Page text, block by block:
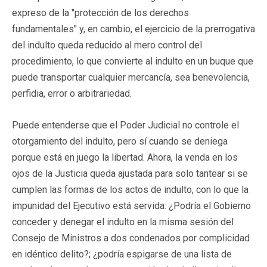
expreso de la "protección de los derechos
fundamentales" y, en cambio, el ejercicio de la prerrogativa
del indulto queda reducido al mero control del
procedimiento, lo que convierte al indulto en un buque que
puede transportar cualquier mercancía, sea benevolencia,
perfidia, error o arbitrariedad.
Puede entenderse que el Poder Judicial no controle el
otorgamiento del indulto, pero sí cuando se deniega
porque está en juego la libertad. Ahora, la venda en los
ojos de la Justicia queda ajustada para solo tantear si se
cumplen las formas de los actos de indulto, con lo que la
impunidad del Ejecutivo está servida: ¿Podría el Gobierno
conceder y denegar el indulto en la misma sesión del
Consejo de Ministros a dos condenados por complicidad
en idéntico delito?; ¿podría espigarse de una lista de